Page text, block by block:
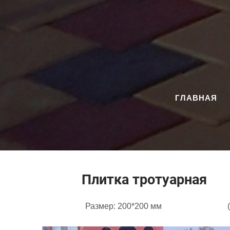
ГЛАВНАЯ
Плитка
Размер: 200*200 мм